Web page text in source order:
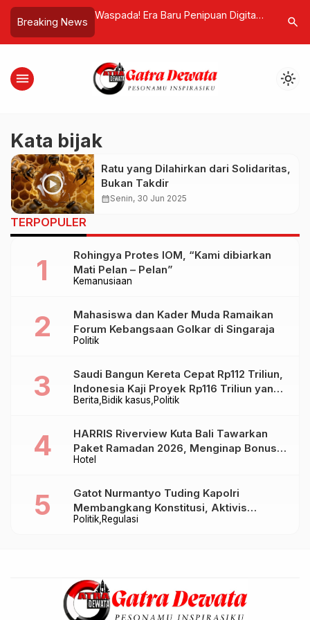
Breaking News
dengan
Negara
Laut
Waspada! Era Baru Penipuan Digital,
Senjata AI
Kader
search
menu light_mode
Kata bijak
Ratu yang Dilahirkan dari Solidaritas,
Bukan Takdir
calendar_monthSenin, 30 Jun 2025
TERPOPULER
Kemanusiaan
Rohingya Protes IOM, “Kami dibiarkan
Mati Pelan – Pelan”
Politik
Mahasiswa dan Kader Muda Ramaikan
Forum Kebangsaan Golkar di Singaraja
Berita Bidik kasus Politik
Saudi Bangun Kereta Cepat Rp112 Triliun,
Indonesia Kaji Proyek Rp116 Triliun yang
Baru Sampai Bandung
Hotel
HARRIS Riverview Kuta Bali Tawarkan
Paket Ramadan 2026, Menginap Bonus
Takjil hingga Bukber Mulai Rp88.888
Politik Regulasi
Gatot Nurmantyo Tuding Kapolri
Membangkang Konstitusi, Aktivis
Tegaskan Polri Tak Punya Sejarah